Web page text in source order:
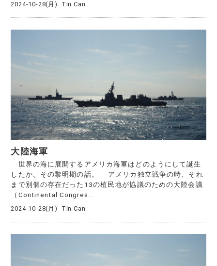
2024-10-28(月) Tin Can
大陸海軍
世界の海に展開するアメリカ海軍はどのようにして誕生
したか。その黎明期の話。 アメリカ独立戦争の時、それ
まで別個の存在だった13の植民地が協議のための大陸会議
（Continental Congres...
2024-10-28(月) Tin Can